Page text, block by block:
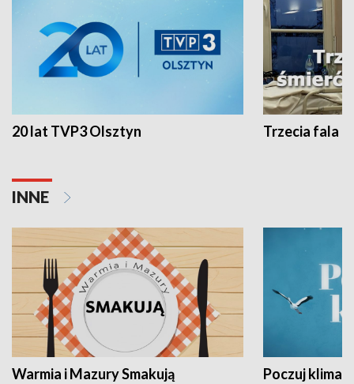
20 lat TVP3 Olsztyn Trzecia fala -
INNE
Warmia i Mazury Smakują Poczuj klimat